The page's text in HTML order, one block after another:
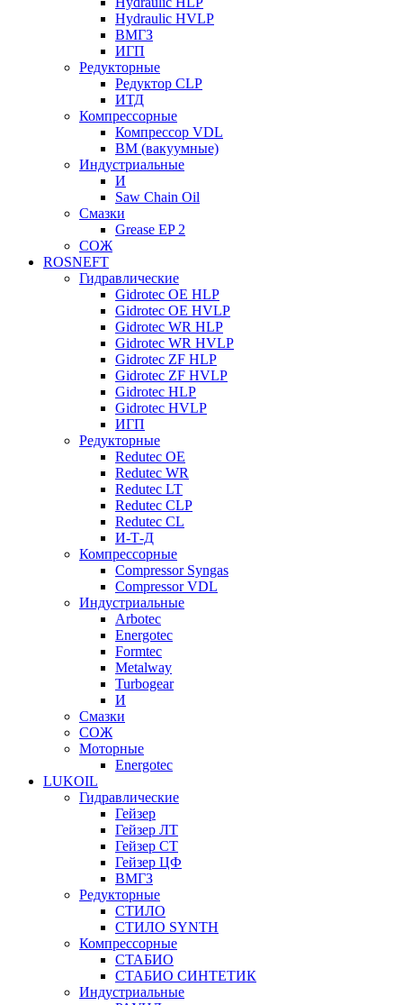
Hydraulic HVLP
ВМГЗ
ИГП
Редукторные
Редуктор CLP
ИТД
Компрессорные
Компрессор VDL
ВМ (вакуумные)
Индустриальные
И
Saw Chain Oil
Смазки
Grease EP 2
СОЖ
ROSNEFT
Гидравлические
Gidrotec OE HLP
Gidrotec OE HVLP
Gidrotec WR HLP
Gidrotec WR HVLP
Gidrotec ZF HLP
Gidrotec ZF HVLP
Gidrotec HLP
Gidrotec HVLP
ИГП
Редукторные
Redutec OE
Redutec WR
Redutec LT
Redutec CLP
Redutec CL
И-Т-Д
Компрессорные
Compressor Syngas
Compressor VDL
Индустриальные
Arbotec
Energotec
Formtec
Metalway
Turbogear
И
Смазки
СОЖ
Моторные
Energotec
LUKOIL
Гидравлические
Гейзер
Гейзер ЛТ
Гейзер СТ
Гейзер ЦФ
ВМГЗ
Редукторные
СТИЛО
СТИЛО SYNTH
Компрессорные
СТАБИО
СТАБИО СИНТЕТИК
Индустриальные